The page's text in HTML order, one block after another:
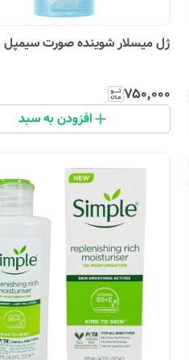
ژل میسلار شوینده صورت سیمپل
۷۵۰٬۰۰۰
افزودن به سبد